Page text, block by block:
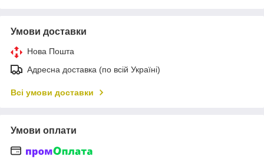
Умови доставки
Нова Пошта
Адресна доставка (по всій Україні)
Всі умови доставки
Умови оплати